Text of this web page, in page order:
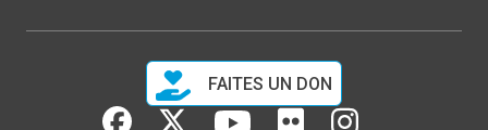
FAITES UN DON